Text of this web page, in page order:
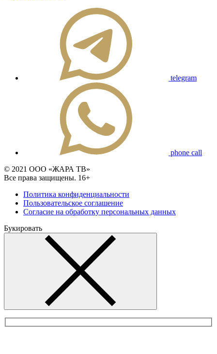
telegram
phone call
© 2021 ООО «ЖАРА ТВ»
Все права защищены. 16+
Политика конфиденциальности
Пользовательское соглашение
Согласие на обработку персональных данных
Букировать